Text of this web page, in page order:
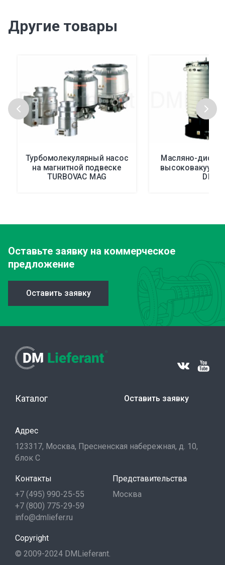
Другие товары
Турбомолекулярный насос
на магнитной подвеске
TURBOVAC MAG
Масляно-
DIP
Оставьте заявку на коммерческое
предложение
Оставить заявку
Каталог Оставить заявку
Адрес
123317, Москва, Пресненская набережная, д. 10,
блок С
Контакты
+7 (495) 990-25-55
+7 (800) 775-29-59
info@dmliefer.ru
Представительства
Москва
Copyright
© 2009-2024 DMLieferant.